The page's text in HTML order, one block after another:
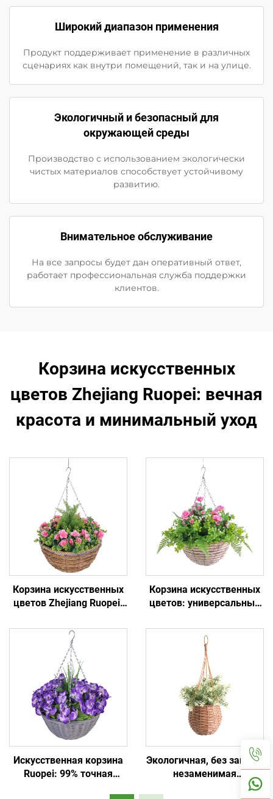
Широкий диапазон применения
Продукт поддерживает применение в различных
сценариях как внутри помещений, так и на улице.
Экологичный и безопасный для
окружающей среды
Производство с использованием экологически
чистых материалов способствует устойчивому
развитию.
Внимательное обслуживание
На все запросы будет дан оперативный ответ,
работает профессиональная служба поддержки
клиентов.
Корзина искусственных
цветов Zhejiang Ruopei: вечная
красота и минимальный уход
Корзина искусственных
цветов Zhejiang Ruopei:
минимальный уход
Корзина искусственных
цветов: универсальный
долгие годы
Искусственная корзина
Ruopei: 99% точная
Экологичная, без запаха:
незаменимая